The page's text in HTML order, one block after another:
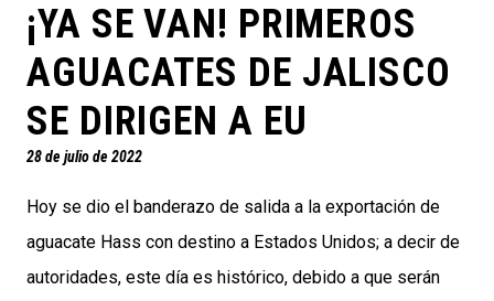
¡YA SE VAN! PRIMEROS
AGUACATES DE JALISCO
SE DIRIGEN A EU
28 de julio de 2022
Hoy se dio el banderazo de salida a la exportación de
aguacate Hass con destino a Estados Unidos; a decir de
autoridades, este día es histórico, debido a que serán